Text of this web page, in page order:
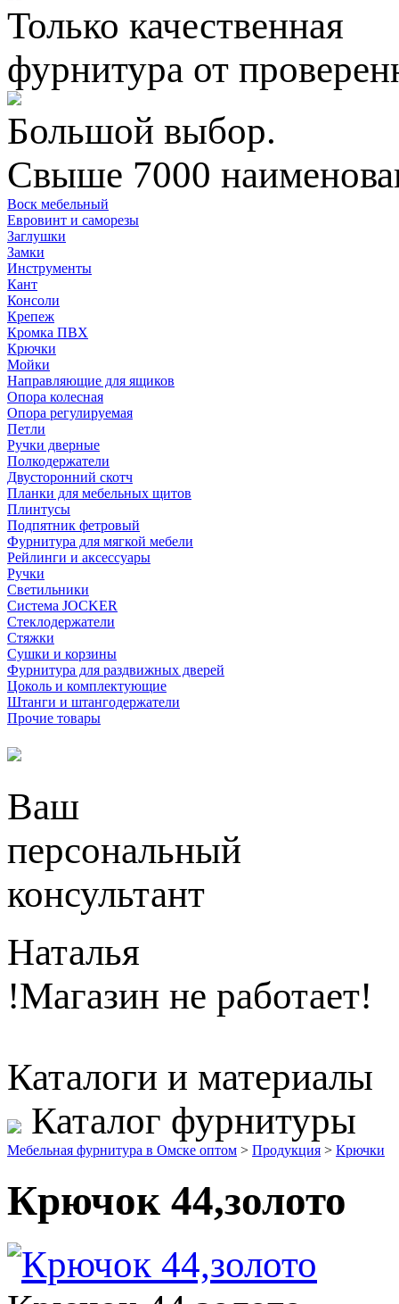
Только качественная
фурнитура от
Большой выбор.
Свыше 7000
Воск мебельный
Евровинт и саморезы
Заглушки
Замки
Инструменты
Кант
Консоли
Крепеж
Кромка ПВХ
Крючки
Мойки
Направляющие для ящиков
Опора колесная
Опора регулируемая
Петли
Ручки дверные
Полкодержатели
Двусторонний скотч
Планки для мебельных щитов
Плинтусы
Подпятник фетровый
Фурнитура для мягкой мебели
Рейлинги и аксессуары
Ручки
Светильники
Система JOCKER
Стеклодержатели
Стяжки
Сушки и корзины
Фурнитура для раздвижных дверей
Цоколь и комплектующие
Штанги и штангодержатели
Прочие товары
Ваш
персональный
консультант
Наталья
!Магазин не работает!
Каталоги и материалы
Каталог фурнитуры
Мебельная фурнитура в Омске оптом > Продукция > Крючки
Крючок 44,золото